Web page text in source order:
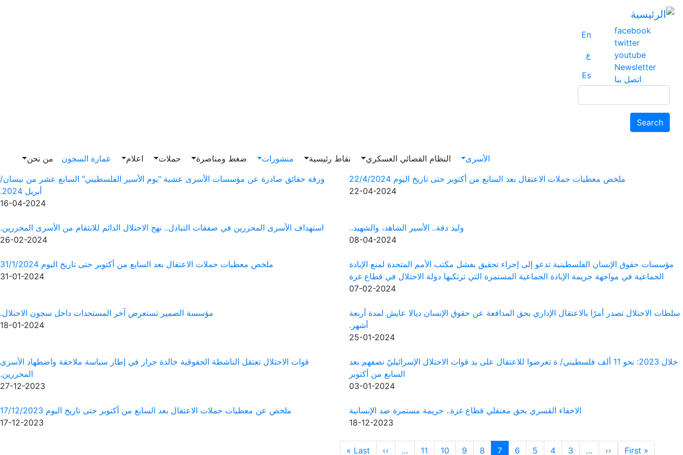
facebook
twitter
youtube
Newsletter
اتصل بنا
En
ع
Es
Search
الأسرى النظام القضائي العسكري نقاط رئيسية منشورات ضغط ومناصرة حملات اعلام عمارة السجون
من نحن
ملخص معطيات حملات الاعتقال بعد السابع من أكتوبر حتى تاريخ اليوم 22/4/2024
22-04-2024
ورقة حقائق صادرة عن مؤسسات الأسرى عشية "يوم الأسير الفلسطيني" السابع عشر من نيسان/
أبريل 2024.
16-04-2024
وليد دقة.. الأسير الشاهد، والشهيد..
08-04-2024
استهداف الأسرى المحررين في صفقات التبادل.. نهج الاحتلال الدائم للانتقام من الأسرى المحررين.
26-02-2024
مؤسسات حقوق الإنسان الفلسطينية تدعو إلى إجراء تحقيق بفشل مكتب الأمم المتحدة لمنع الإبادة
الجماعية في مواجهة جريمة الإبادة الجماعية المستمرة التي ترتكبها دولة الاحتلال في قطاع غزة
07-02-2024
ملخص معطيات حملات الاعتقال بعد السابع من أكتوبر حتى تاريخ اليوم 31/1/2024
31-01-2024
سلطات الاحتلال تصدر أمرًا بالاعتقال الإداري بحق المدافعة عن حقوق الإنسان ديالا عايش لمدة أربعة
أشهر.
25-01-2024
مؤسسة الضمير تستعرض آخر المستجدات داخل سجون الاحتلال.
18-01-2024
خلال 2023: نحو 11 ألف فلسطيني/ ة تعرضوا للاعتقال على يد قوات الاحتلال الإسرائيليّ نصفهم بعد
السابع من أكتوبر
03-01-2024
قوات الاحتلال تعتقل الناشطة الحقوقية خالدة جرار في إطار سياسة ملاحقة واضطهاد الأسرى
المحررين.
27-12-2023
الاخفاء القسري بحق معتقلي قطاع غزة.. جريمة مستمرة ضد الإنسانية
18-12-2023
ملخص عن معطيات حملات الاعتقال بعد السابع من أكتوبر حتى تاريخ اليوم 17/12/2023
17-12-2023
Pagination
« First
First page
‹‹
Previous page
…
3
4
5
6
7
8
9
10
11
…
››
Next page
Last »